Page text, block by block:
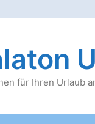
für Ihren Urlaub